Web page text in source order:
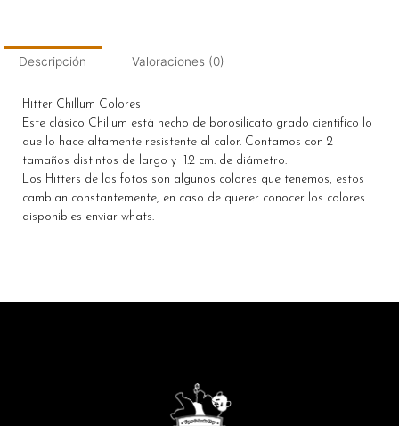
Descripción Valoraciones (0)
Hitter Chillum Colores
Este clásico Chillum está hecho de borosilicato grado científico lo
que lo hace altamente resistente al calor. Contamos con 2
tamaños distintos de largo y 1.2 cm. de diámetro.
Los Hitters de las fotos son algunos colores que tenemos, estos
cambian constantemente, en caso de querer conocer los colores
disponibles enviar whats.